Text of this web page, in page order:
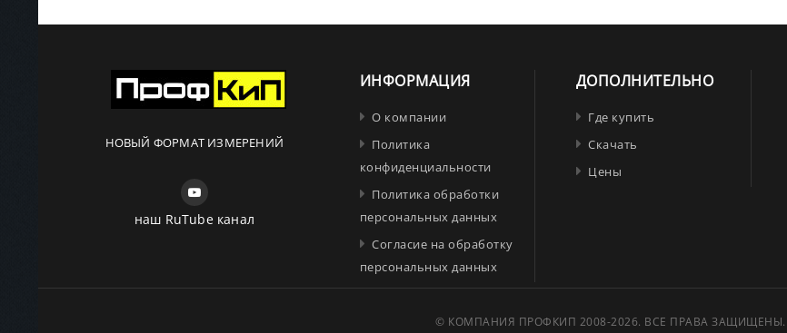
НОВЫЙ ФОРМАТ ИЗМЕРЕНИЙ
наш RuTube канал
ИНФОРМАЦИЯ
О компании
Политика
конфиденциальности
Политика обработки
персональных данных
Согласие на обработку
персональных данных
ДОПОЛНИТЕЛЬНО
Где купить
Скачать
Цены
© КОМПАНИЯ ПРОФКИП 2008-2026. ВСЕ ПРАВА ЗАЩИЩЕНЫ.